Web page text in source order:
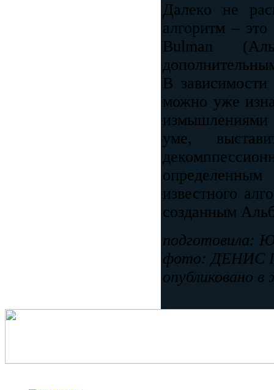
Далеко не
алгоритм –
Bulman
В
можно уже
измышлениями
уме,
определенным
известного
созданным
фото: ДЕНИС
опубликовано